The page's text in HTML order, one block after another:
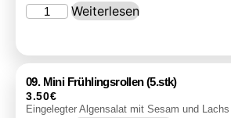
Weiterlesen
09. Mini Frühlingsrollen (5.stk)
3.50€
Eingelegter Algensalat mit Sesam und Lachs